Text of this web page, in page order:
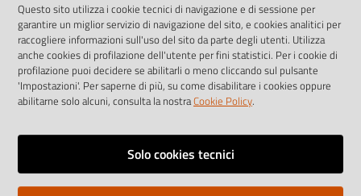
I dati personali pubblicati sono riutilizzabili solo alle condizioni
previste dalla direttiva comunitaria 2003/98/CE e dal d.lgs.
36/2006
Vai alla pagina
Note legali
Questo sito utilizza i cookie tecnici di navigazione e di sessione per
garantire un miglior servizio di navigazione del sito, e cookies analitici per
raccogliere informazioni sull'uso del sito da parte degli utenti. Utilizza
anche cookies di profilazione dell'utente per fini statistici. Per i cookie di
profilazione puoi decidere se abilitarli o meno cliccando sul pulsante
'Impostazioni'. Per saperne di più, su come disabilitare i cookies oppure
abilitarne solo alcuni, consulta la nostraCookie Policy.
Solo cookies tecnici